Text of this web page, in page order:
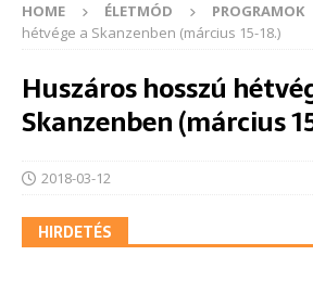
HOME ÉLETMÓD PROGRAMOK
hétvége a Skanzenben (március 15-18.)
Huszáros hosszú
Skanzenben (március
2018-03-12
HIRDETÉS